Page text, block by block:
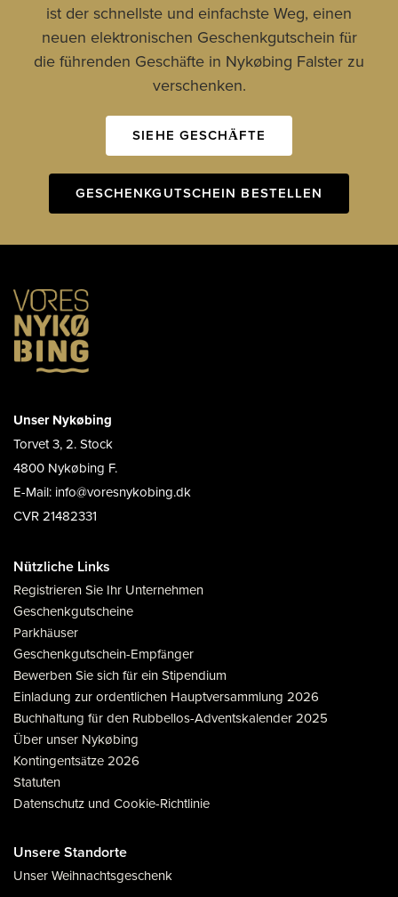
ist der schnellste und einfachste Weg, einen
neuen elektronischen Geschenkgutschein für
die führenden Geschäfte in Nykøbing Falster zu
verschenken.
SIEHE GESCHÄFTE
GESCHENKGUTSCHEIN BESTELLEN
Unser Nykøbing
Torvet 3, 2. Stock
4800 Nykøbing F.
E-Mail: info@voresnykobing.dk
CVR 21482331
Nützliche Links
Registrieren Sie Ihr Unternehmen
Geschenkgutscheine
Parkhäuser
Geschenkgutschein-Empfänger
Bewerben Sie sich für ein Stipendium
Einladung zur ordentlichen Hauptversammlung 2026
Buchhaltung für den Rubbellos-Adventskalender 2025
Über unser Nykøbing
Kontingentsätze 2026
Statuten
Datenschutz und Cookie-Richtlinie
Unsere Standorte
Unser Weihnachtsgeschenk